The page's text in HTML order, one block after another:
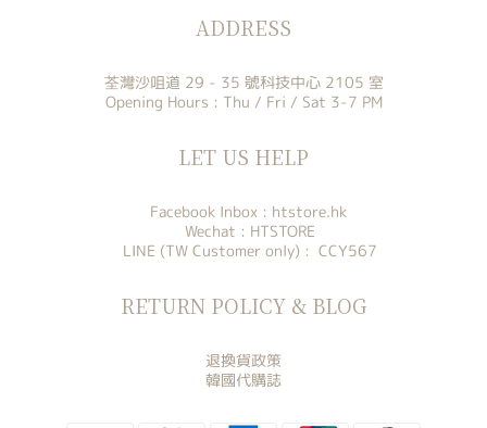
ADDRESS
荃灣沙咀道 29 - 35 號科技中心 2105 室
Opening Hours : Thu / Fri / Sat 3-7 PM
LET US HELP
Facebook Inbox : htstore.hk
Wechat : HTSTORE
LINE (TW Customer only) : CCY567
RETURN POLICY & BLOG
退換貨政策
韓國代購誌